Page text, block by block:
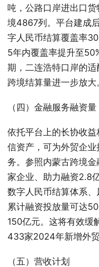
吨，公路口岸进出口
境4867列。平台建成
字人民币结算覆盖率
5年内覆盖率提升至
期，二连浩特口岸的
跨境结算量进一步放大
（四）金融服务融资量
依托平台上的长协收
信资产，可为外贸企
务。参照内蒙古跨境
家企业、助力融资2.8
数字人民币结算体系
累计融资投放量可达
150亿元。这将有效
433家2024年新增外
（五）营收计划